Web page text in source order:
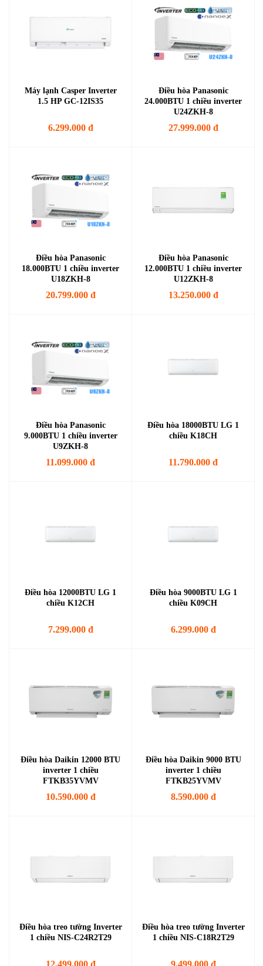
Máy lạnh Casper Inverter
1.5 HP GC-12IS35
6.299.000 đ
Điều hòa Panasonic
24.000BTU 1 chiều inverter
U24ZKH-8
27.999.000 đ
Điều hòa Panasonic
18.000BTU 1 chiều inverter
U18ZKH-8
20.799.000 đ
Điều hòa Panasonic
12.000BTU 1 chiều inverter
U12ZKH-8
13.250.000 đ
Điều hòa Panasonic
9.000BTU 1 chiều inverter
U9ZKH-8
11.099.000 đ
Điều hòa 18000BTU LG 1
chiều K18CH
11.790.000 đ
Điều hòa 12000BTU LG 1
chiều K12CH
7.299.000 đ
Điều hòa 9000BTU LG 1
chiều K09CH
6.299.000 đ
Điều hòa Daikin 12000 BTU
inverter 1 chiều
FTKB35YVMV
10.590.000 đ
Điều hòa Daikin 9000 BTU
inverter 1 chiều
FTKB25YVMV
8.590.000 đ
Điều hòa treo tường Inverter
1 chiều NIS-C24R2T29
12.499.000 đ
Điều hòa treo tường Inverter
1 chiều NIS-C18R2T29
9.499.000 đ